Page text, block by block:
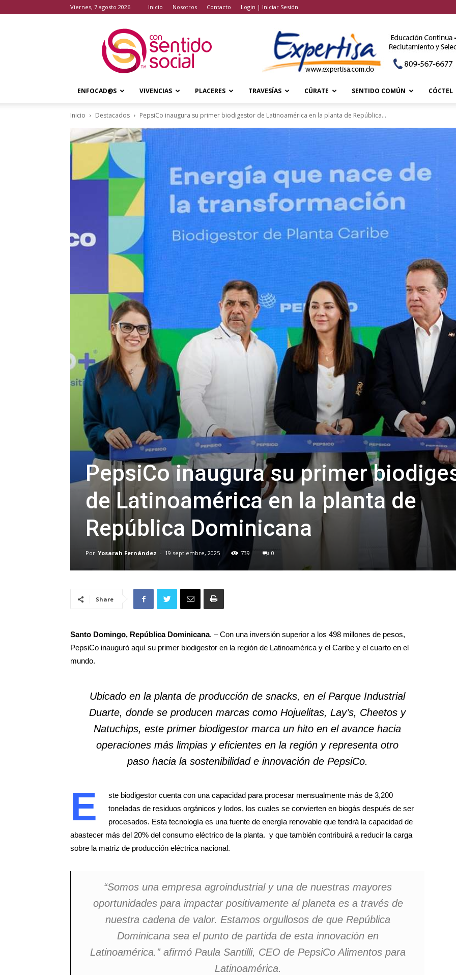
viernes, 7 agosto 2026 Inicio Nosotros Contacto Login | Iniciar Sesión
Sentido
Social
ENFOCAD@S VIVENCIAS PLACERES TRAVESÍAS CÚRATE SENTIDO COMÚN CÓCTEL
Inicio Destacados PepsiCo inaugura su primer biodigestor de Latinoamérica en la planta de República...
PepsiCo inaugura su primer
de Latinoamérica en la planta de
República Dominicana
Por Yosarah Fernández - 19 septiembre, 2025 739 0
Share
Santo Domingo, República Dominicana. – Con una inversión superior a los 498 millones de pesos,
PepsiCo inauguró aquí su primer biodigestor en la región de Latinoamérica y el Caribe y el cuarto en el
mundo.
Ubicado en la planta de producción de snacks, en el Parque Industrial
Duarte, donde se producen marcas como Hojuelitas, Lay’s, Cheetos y
Natuchips, este primer biodigestor marca un hito en el avance hacia
operaciones más limpias y eficientes en la región y representa otro
paso hacia la sostenibilidad e innovación de PepsiCo.
E
ste biodigestor cuenta con una capacidad para procesar mensualmente más de 3,200
toneladas de residuos orgánicos y lodos, los cuales se convierten en biogás después de ser
procesados. Esta tecnología es una fuente de energía renovable que tendrá la capacidad de
abastecer más del 20% del consumo eléctrico de la planta. y que también contribuirá a reducir la carga
sobre la matriz de producción eléctrica nacional.
“Somos una empresa agroindustrial y una de nuestras mayores
oportunidades para impactar positivamente al planeta es a través de
nuestra cadena de valor. Estamos orgullosos de que República
Dominicana sea el punto de partida de esta innovación en
Latinoamérica.”afirmó Paula Santilli, CEO de PepsiCo Alimentos para
Latinoamérica.